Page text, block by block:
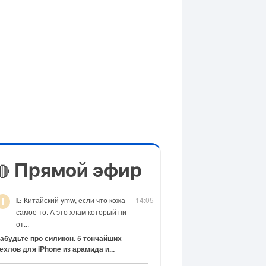
Прямой эфир
14:05
I I.: Китайский ymw, если что кожа
самое то. А это хлам который ни
от...
про силикон. 5 тончайших
для iPhone из арамида и...